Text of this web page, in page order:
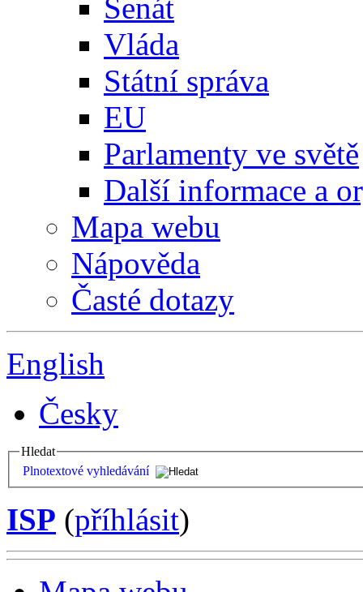
Senát
Vláda
Státní správa
EU
Parlamenty ve světě
Další informace a
Mapa webu
Nápověda
Časté dotazy
English
Česky
Hledat
Plnotextové vyhledávání
ISP (příhlásit)